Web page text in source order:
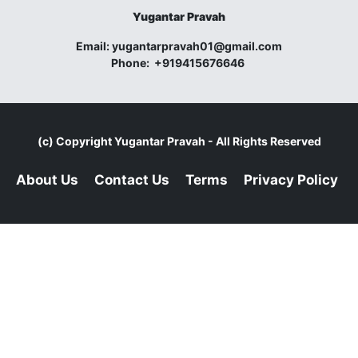
Yugantar Pravah
Email:yugantarpravah01@gmail.com
Phone: +919415676646
(c) CopyrightYugantar Pravah - All Rights Reserved
About Us Contact Us Terms Privacy Policy